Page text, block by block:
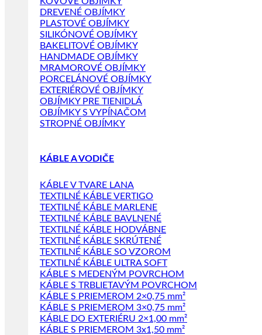
DREVENÉ OBJÍMKY
PLASTOVÉ OBJÍMKY
SILIKÓNOVÉ OBJÍMKY
BAKELITOVÉ OBJÍMKY
HANDMADE OBJÍMKY
MRAMOROVÉ OBJÍMKY
PORCELÁNOVÉ OBJÍMKY
EXTERIÉROVÉ OBJÍMKY
OBJÍMKY PRE TIENIDLÁ
OBJÍMKY S VYPÍNAČOM
STROPNÉ OBJÍMKY
KÁBLE A VODIČE
KÁBLE V TVARE LANA
TEXTILNÉ KÁBLE VERTIGO
TEXTILNÉ KÁBLE MARLENE
TEXTILNÉ KÁBLE BAVLNENÉ
TEXTILNÉ KÁBLE HODVÁBNE
TEXTILNÉ KÁBLE SKRÚTENÉ
TEXTILNÉ KÁBLE SO VZOROM
TEXTILNÉ KÁBLE ULTRA SOFT
KÁBLE S MEDENÝM POVRCHOM
KÁBLE S TRBLIETAVÝM POVRCHOM
KÁBLE S PRIEMEROM 2×0,75 mm²
KÁBLE S PRIEMEROM 3×0,75 mm²
KÁBLE DO EXTERIÉRU 2×1,00 mm²
KÁBLE S PRIEMEROM 3x1,50 mm²